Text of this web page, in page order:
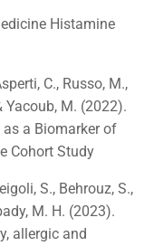
Histamine
C., Russo, M.,
Yacoub, M. (2022).
as a Biomarker of
Cohort Study
S., Behrouz, S.,
M. H. (2023).
allergic and